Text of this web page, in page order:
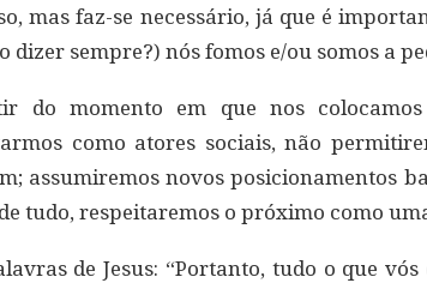
mas faz-se necessário, já que é
dizer sempre?) nós fomos e/ou somos a
do momento em que nos
como atores sociais, não
assumiremos novos posicionamentos
tudo, respeitaremos o próximo como
de Jesus: “Portanto, tudo o que